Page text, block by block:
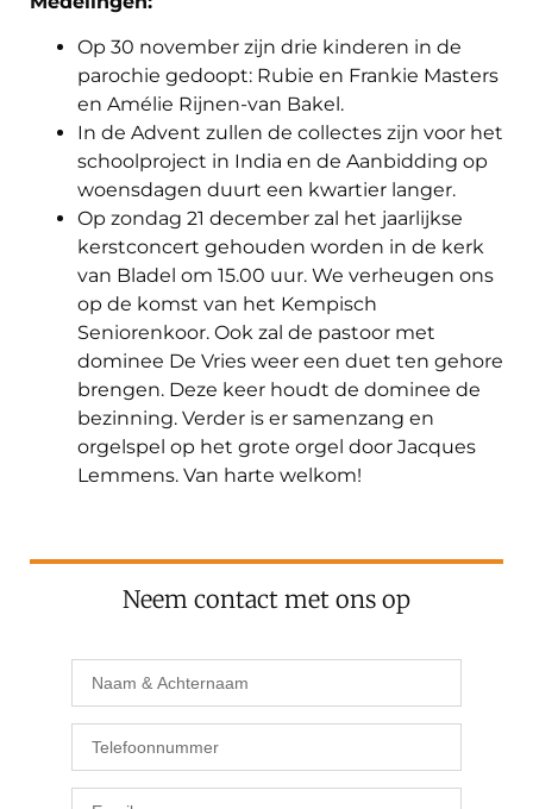
Op 30 november zijn drie kinderen in de
parochie gedoopt: Rubie en Frankie Masters
en Amélie Rijnen-van Bakel.
In de Advent zullen de collectes zijn voor het
schoolproject in India en de Aanbidding op
woensdagen duurt een kwartier langer.
Op zondag 21 december zal het jaarlijkse
kerstconcert gehouden worden in de kerk
van Bladel om 15.00 uur. We verheugen ons
op de komst van het Kempisch
Seniorenkoor. Ook zal de pastoor met
dominee De Vries weer een duet ten gehore
brengen. Deze keer houdt de dominee de
bezinning. Verder is er samenzang en
orgelspel op het grote orgel door Jacques
Lemmens. Van harte welkom!
Neem contact met ons op